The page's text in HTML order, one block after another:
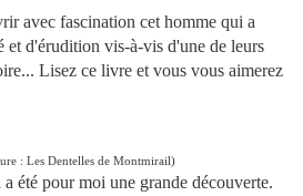
avec fascination cet homme qui a
et d'érudition vis-à-vis d'une de leurs
Lisez ce livre et vous vous aimerez
: Les Dentelles de Montmirail)
été pour moi une grande découverte.